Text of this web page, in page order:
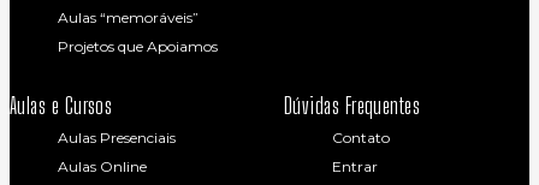
Aulas “memoráveis”
Projetos que Apoiamos
Aulas e Cursos
Aulas Presenciais
Aulas Online
Dúvidas Frequentes
Contato
Entrar